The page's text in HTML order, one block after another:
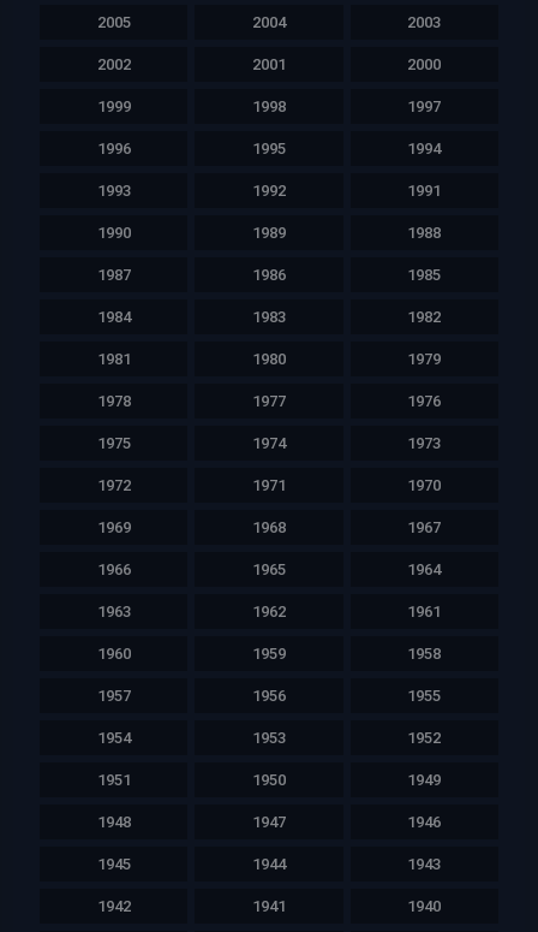
2005 2004 2003
2002 2001 2000
1999 1998 1997
1996 1995 1994
1993 1992 1991
1990 1989 1988
1987 1986 1985
1984 1983 1982
1981 1980 1979
1978 1977 1976
1975 1974 1973
1972 1971 1970
1969 1968 1967
1966 1965 1964
1963 1962 1961
1960 1959 1958
1957 1956 1955
1954 1953 1952
1951 1950 1949
1948 1947 1946
1945 1944 1943
1942 1941 1940